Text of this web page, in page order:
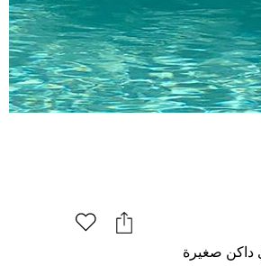
داكن صغيرة